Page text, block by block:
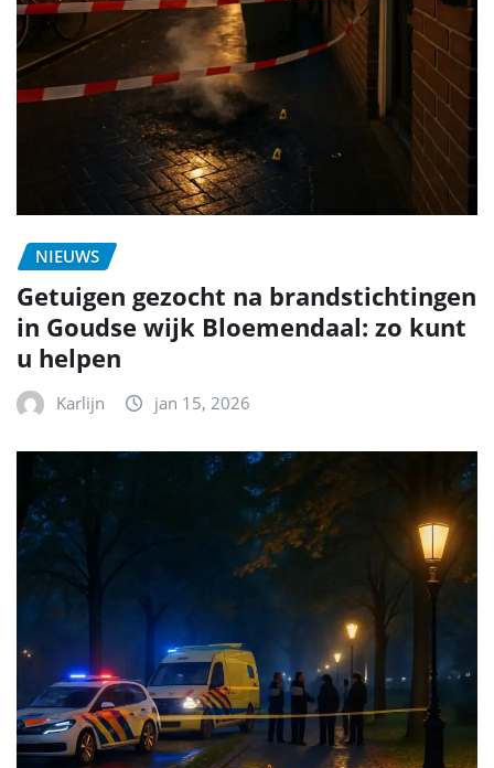
NIEUWS
Getuigen gezocht na brandstichtingen
in Goudse wijk Bloemendaal: zo kunt
u helpen
Karlijn jan 15, 2026